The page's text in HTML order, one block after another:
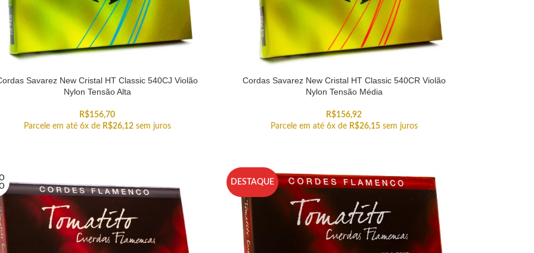
Savarez New Cristal HT Classic 540CJ Violão
Nylon Tensão Alta
R$156,70
Parcele em até 6x de R$26,12 sem juros
Cordas Savarez New Cristal HT Classic 540CR Violão
Nylon Tensão Média
R$156,92
Parcele em até 6x de R$26,15 sem juros
DESTAQUE